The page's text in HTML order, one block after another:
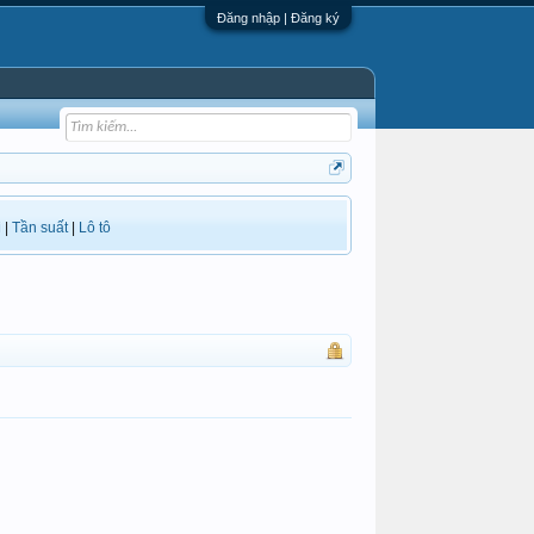
Đăng nhập | Đăng ký
Tần suất| Lô tô